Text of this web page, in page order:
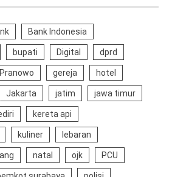
Bank Indonesia
bupati Digital dprd
gereja hotel
Jakarta jatim jawa timur
kereta api
kuliner lebaran
natal ojk PCU